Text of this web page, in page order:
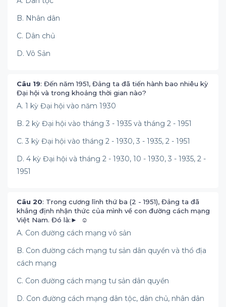
B. Nhân dân
C. Dân chủ
D. Vô Sản
Câu 19: Đến năm 1951, Đảng ta đã tiến hành bao nhiêu kỳ
Đại hội và trong khoảng thời gian nào?
A. 1 kỳ Đại hội vào năm 1930
B. 2 kỳ Đại hội vào tháng 3 - 1935 và tháng 2 - 1951
C. 3 kỳ Đại hội vào tháng 2 - 1930, 3 - 1935, 2 - 1951
D. 4 kỳ Đại hội và tháng 2 - 1930, 10 - 1930, 3 - 1935, 2 -
1951
Câu 20: Trong cương lĩnh thứ ba (2 - 1951), Đảng ta đã
khẳng định nhận thức của mình về con đường cách mạng
Việt Nam. Đó là:► ☺
A. Con đường cách mạng vô sản
B. Con đường cách mạng tư sản dân quyền và thổ địa
cách mạng
C. Con đường cách mạng tư sản dân quyền
D. Con đường cách mạng dân tộc, dân chủ, nhân dân